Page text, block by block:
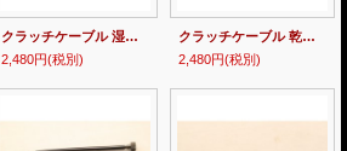
クラッチケーブル 湿式用 【 MC18・21・28 】
2,480円(税別)
クラッチケーブル 乾式用 【 MC18・21・28 】
2,480円(税別)